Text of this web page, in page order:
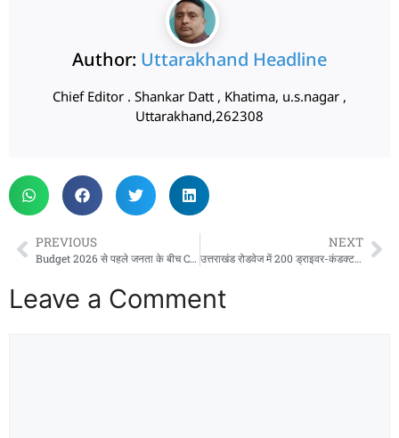
Author: Uttarakhand Headline
Chief Editor . Shankar Datt , Khatima, u.s.nagar ,
Uttarakhand,262308
PREVIOUS
Budget 2026 से पहले जनता के बीच CM धामी, महिला सुरक्षा और पलायन रोकने पर मांगे सुझाव
NEXT
उत्तराखंड रोडवेज में 200 ड्राइवर-कंडक्टर पदों पर भर्ती जल्द, आवेदन प्रक्रिया की पूरी जानकारी यहां
Leave a Comment